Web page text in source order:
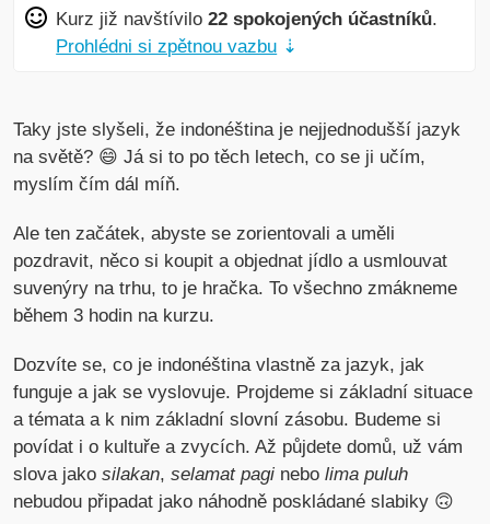
Kurz již navštívilo22 spokojených účastníků.
Prohlédni si zpětnou vazbu ⇣
Taky jste slyšeli, že indonéština je nejjednodušší jazyk
na světě? 😄 Já si to po těch letech, co se ji učím,
myslím čím dál míň.
Ale ten začátek, abyste se zorientovali a uměli
pozdravit, něco si koupit a objednat jídlo a usmlouvat
suvenýry na trhu, to je hračka. To všechno zmákneme
během 3 hodin na kurzu.
Dozvíte se, co je indonéština vlastně za jazyk, jak
funguje a jak se vyslovuje. Projdeme si základní situace
a témata a k nim základní slovní zásobu. Budeme si
povídat i o kultuře a zvycích. Až půjdete domů, už vám
slova jakosilakan,selamat pagi nebolima puluh
nebudou připadat jako náhodně poskládané slabiky 🙃